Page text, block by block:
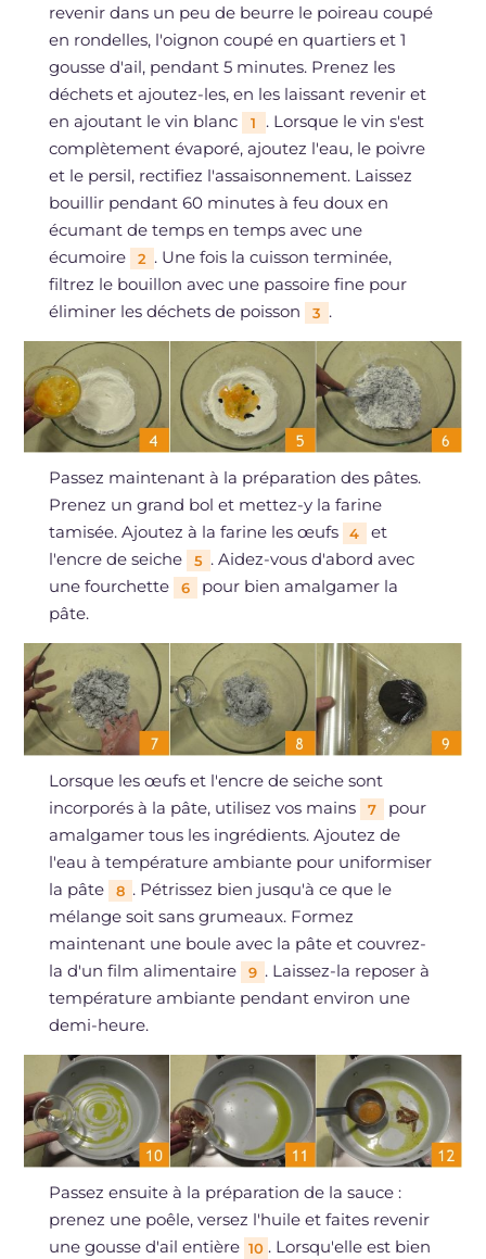
revenir dans un peu de beurre le poireau coupé
en rondelles, l'oignon coupé en quartiers et 1
gousse d'ail, pendant 5 minutes. Prenez les
déchets et ajoutez-les, en les laissant revenir et
en ajoutant le vin blanc
1
. Lorsque le vin s'est
complètement évaporé, ajoutez l'eau, le poivre
et le persil, rectifiez l'assaisonnement. Laissez
bouillir pendant 60 minutes à feu doux en
écumant de temps en temps avec une
écumoire
2 . Une fois la cuisson terminée,
filtrez le bouillon avec une passoire fine pour
éliminer les déchets de poisson
3 .
Passez maintenant à la préparation des pâtes.
Prenez un grand bol et mettez-y la farine
tamisée. Ajoutez à la farine les œufs
4
et
l'encre de seiche
5 . Aidez-vous d'abord avec
une fourchette
6
pour bien amalgamer la
pâte.
Lorsque les œufs et l'encre de seiche sont
incorporés à la pâte, utilisez vos mains
7
pour
amalgamer tous les ingrédients. Ajoutez de
l'eau à température ambiante pour uniformiser
la pâte
8 . Pétrissez bien jusqu'à ce que le
mélange soit sans grumeaux. Formez
maintenant une boule avec la pâte et couvrez-
la d'un film alimentaire
9 . Laissez-la reposer à
température ambiante pendant environ une
demi-heure.
Passez ensuite à la préparation de la sauce :
prenez une poêle, versez l'huile et faites revenir
une gousse d'ail entière 10 . Lorsqu'elle est bien